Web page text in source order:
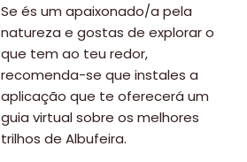
Se és um apaixonado/a pela
natureza e gostas de explorar o
que tem ao teu redor,
recomenda-se que instales a
aplicação que te oferecerá um
guia virtual sobre os melhores
trilhos de Albufeira.